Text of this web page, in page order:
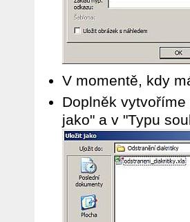
V momentě, kdy
Doplněk
jako" a v "Typu